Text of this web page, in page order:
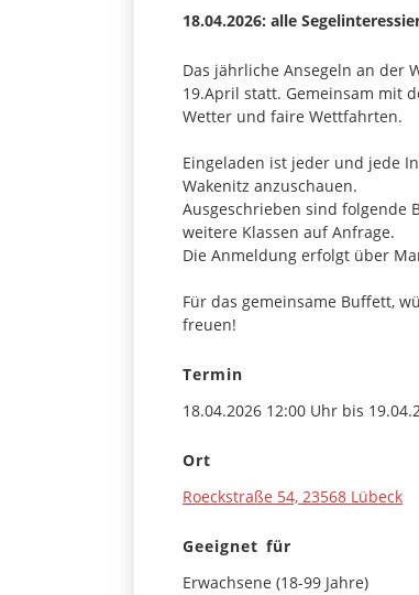
18.04.2026: alle
Das jährliche Ansegeln an der
19.April statt. Gemeinsam mit
Wetter und faire Wettfahrten.
Eingeladen ist jeder und jede
Wakenitz anzuschauen.
Ausgeschrieben sind folgende
weitere Klassen auf Anfrage.
Die Anmeldung erfolgt über
Für das gemeinsame Buffett,
freuen!
Termin
18.04.2026 12:00 Uhr bis
Ort
Roeckstraße 54, 23568 Lübeck
Geeignet für
Erwachsene (18-99 Jahre)